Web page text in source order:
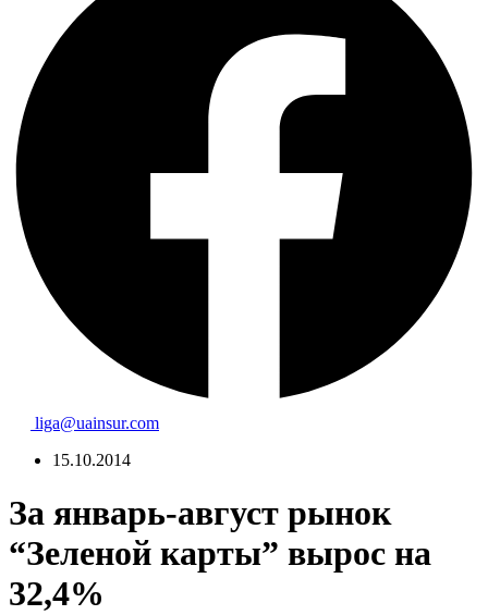
liga@uainsur.com
15.10.2014
За январь-август рынок
“Зеленой карты” вырос на
32,4%